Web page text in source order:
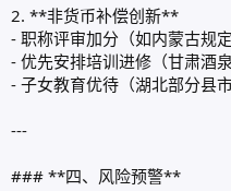
2. **非货币补偿创新**
- 职称评审加分（如内蒙古规
- 优先安排培训进修（甘肃酒
- 子女教育优待（湖北部分县
---
### **四、风险预警**